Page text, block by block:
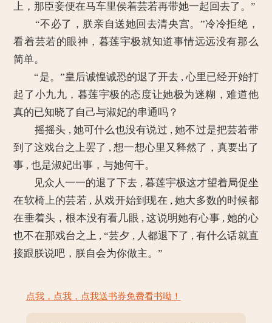
上，那臣妾便在马车里侯着芸若再带她一起回去了。”
“不必了，朕亲自送她回去清央宫。”冷冷拒绝，
看着芸若的眼神，暮莲宇极就知道事情远远没有那么
简单。
“是。”皇后诚惶诚恐的退了开去 , 心里已经开始打
起了小九九，暮莲宇极的态度让她极为迷糊，难道他
真的已知晓了自己与淑妃的串通吗？
摇摇头 , 她可什么也没有说过 , 她不过是把芸若带
到了这戏台之上罢了 , 想一想心里又释然了，真要出了
事 , 也是淑妃出事，与她何干。
见众人一一的退了下去 , 暮莲宇极这才望着局促坐
在软椅上的芸若 , 从戏开始到现在 , 她大多数的时候都
在垂着头，根本没有看几眼 , 这说明她有心事 , 她的心
也不在那戏台之上 , “芸夕 , 人都退下了 , 有什么话就直
接跟朕说吧，朕自会为你做主。”
点我，点我，点我送书券免费看书呦！